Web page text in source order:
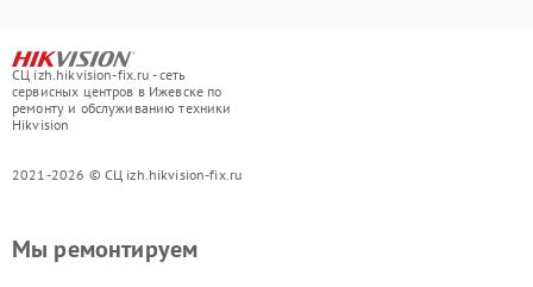
СЦ izh.hikvision-fix.ru - сеть
сервисных центров в Ижевске по
ремонту и обслуживанию техники
Hikvision
2021-2026 © СЦ izh.hikvision-fix.ru
Мы ремонтируем